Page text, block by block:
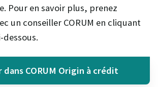
Pour en savoir plus, prenez
un conseiller CORUM en cliquant
dans CORUM Origin à crédit